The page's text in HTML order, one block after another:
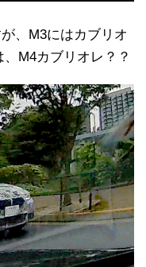
、M3にはカブリオ
M4カブリオレ？？